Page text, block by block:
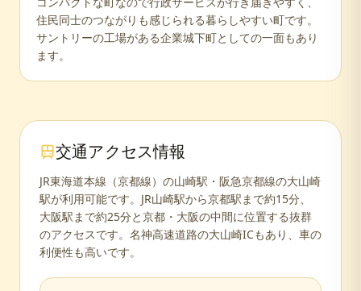
住民同士のつながりも感じられる暮らしやすい町です。
サントリーの工場がある企業城下町としての一面もあり
ます。
交通アクセス情報
JR東海道本線（京都線）の山崎駅・阪急京都線の大山崎
駅が利用可能です。JR山崎駅から京都駅まで約15分、
大阪駅まで約25分と京都・大阪の中間に位置する抜群
のアクセスです。名神高速道路の大山崎ICもあり、車の
利便性も高いです。